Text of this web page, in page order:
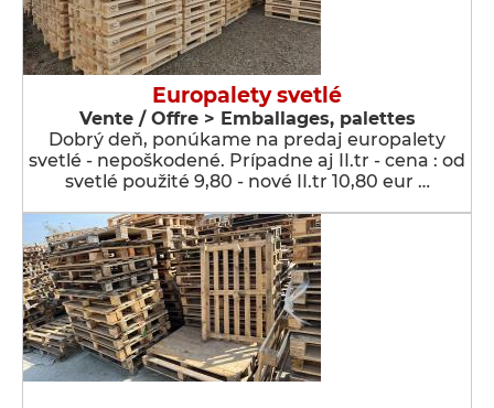
Europalety svetlé
Vente / Offre > Emballages, palettes
Dobrý deň, ponúkame na predaj europalety
svetlé - nepoškodené. Prípadne aj II.tr - cena : od
svetlé použité 9,80 - nové II.tr 10,80 eur …